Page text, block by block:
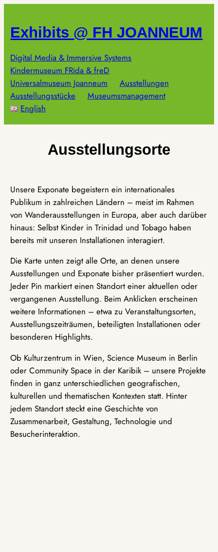
springen
Exhibits @ FH JOANNEUM
Digital Media & Immersive Systems
Kindermuseum FRida & freD
Universalmuseum Joanneum
Ausstellungen
Ausstellungsstücke
Museumsmanagement
English
Ausstellungsorte
Unsere Exponate begeistern ein internationales
Publikum in zahlreichen Ländern – meist im Rahmen
von Wanderausstellungen in Europa, aber auch darüber
hinaus: Selbst Kinder in Trinidad und Tobago haben
bereits mit unseren Installationen interagiert.
Die Karte unten zeigt alle Orte, an denen unsere
Ausstellungen und Exponate bisher präsentiert wurden.
Jeder Pin markiert einen Standort einer aktuellen oder
vergangenen Ausstellung. Beim Anklicken erscheinen
weitere Informationen – etwa zu Veranstaltungsorten,
Ausstellungszeiträumen, beteiligten Installationen oder
besonderen Highlights.
Ob Kulturzentrum in Wien, Science Museum in Berlin
oder Community Space in der Karibik – unsere Projekte
finden in ganz unterschiedlichen geografischen,
kulturellen und thematischen Kontexten statt. Hinter
jedem Standort steckt eine Geschichte von
Zusammenarbeit, Gestaltung, Technologie und
Besucherinteraktion.